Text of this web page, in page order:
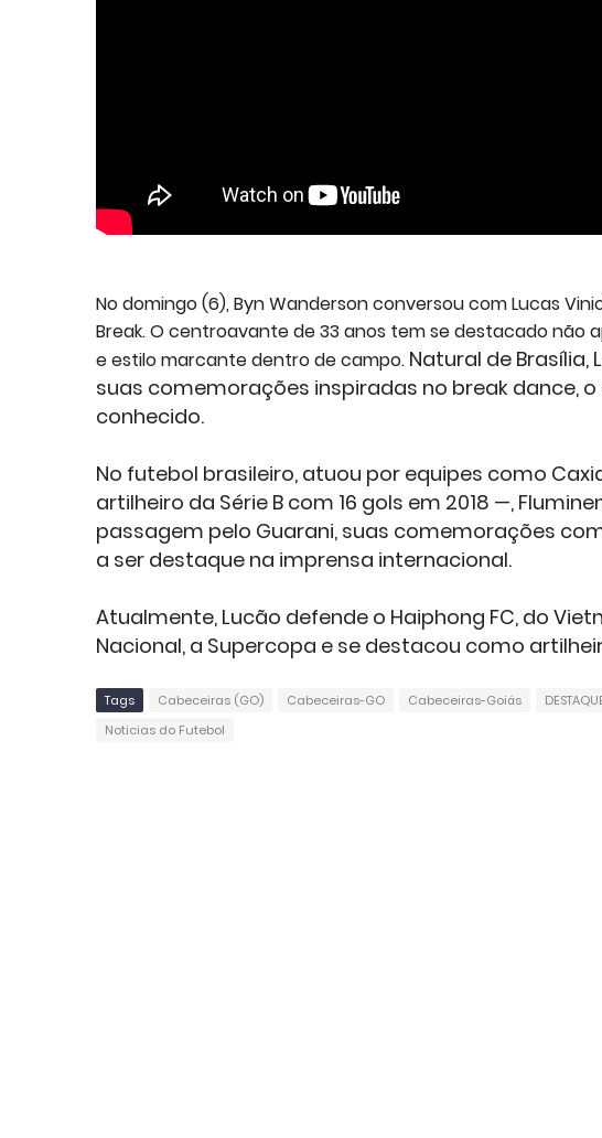
No domingo (6), Byn Wanderson conversou com Lucas
Break. O centroavante de 33 anos tem se destacado não
e estilo marcante dentro de campo. Natural de
suas comemorações inspiradas no break dance,
conhecido.
No futebol brasileiro, atuou por equipes como
artilheiro da Série B com 16 gols em 2018 —,
passagem pelo Guarani, suas comemorações
a ser destaque na imprensa internacional.
Atualmente, Lucão defende o Haiphong FC, do
Nacional, a Supercopa e se destacou como
Tags Cabeceiras (GO) Cabeceiras-GO Cabeceiras-Goiás
Noticias do Futebol